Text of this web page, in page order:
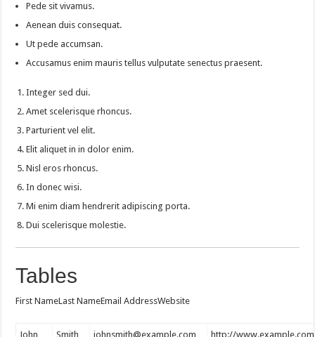
Pede sit vivamus.
Aenean duis consequat.
Ut pede accumsan.
Accusamus enim mauris tellus vulputate senectus praesent.
Integer sed dui.
Amet scelerisque rhoncus.
Parturient vel elit.
Elit aliquet in in dolor enim.
Nisl eros rhoncus.
In donec wisi.
Mi enim diam hendrerit adipiscing porta.
Dui scelerisque molestie.
Tables
First NameLast NameEmail AddressWebsite
John Smith johnsmith@example.com http://www.example.com